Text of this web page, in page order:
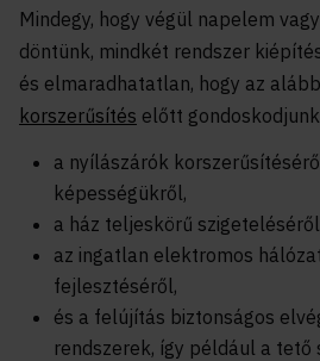
Mindegy, hogy végül napelem
döntünk, mindkét rendszer
és elmaradhatatlan, hogy az
korszerűsítés előtt
a nyílászárók
képességükről,
a ház teljeskörű
az ingatlan elektromos
fejlesztéséről,
és a felújítás biztonságos
rendszerek, így például a